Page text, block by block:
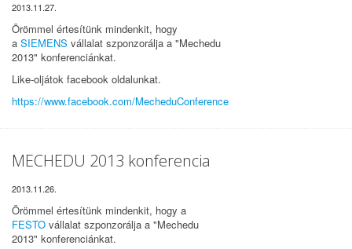
2013.11.27.
Örömmel értesítünk mindenkit, hogy
a SIEMENS vállalat szponzorálja a "Mechedu
2013" konferenciánkat.
Like-oljátok facebook oldalunkat.
https://www.facebook.com/MecheduConference
MECHEDU 2013 konferencia
2013.11.26.
Örömmel értesítünk mindenkit, hogy a
FESTO vállalat szponzorálja a "Mechedu
2013" konferenciánkat.